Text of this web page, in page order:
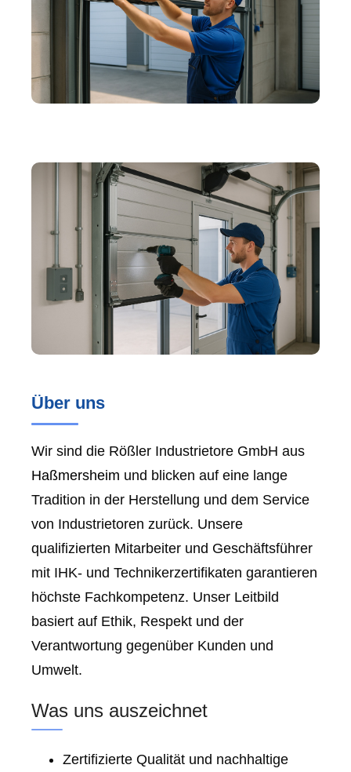
Über uns
Wir sind die Rößler Industrietore GmbH aus
Haßmersheim und blicken auf eine lange
Tradition in der Herstellung und dem Service
von Industrietoren zurück. Unsere
qualifizierten Mitarbeiter und Geschäftsführer
mit IHK- und Technikerzertifikaten garantieren
höchste Fachkompetenz. Unser Leitbild
basiert auf Ethik, Respekt und der
Verantwortung gegenüber Kunden und
Umwelt.
Was uns auszeichnet
Zertifizierte Qualität und nachhaltige